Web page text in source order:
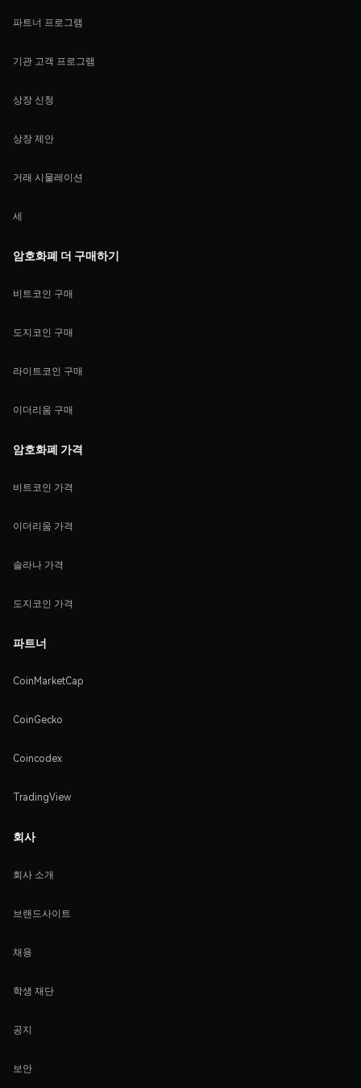
파트너 프로그램
기관 고객 프로그램
상장 신청
상장 제안
거래 시물레이션
세
암호화폐 더 구매하기
비트코인 구매
도지코인 구매
라이트코인 구매
이더리움 구매
암호화폐 가격
비트코인 가격
이더리움 가격
솔라나 가격
도지코인 가격
파트너
CoinMarketCap
CoinGecko
Coincodex
TradingView
회사
회사 소개
브랜드사이트
채용
학생 재단
공지
보안